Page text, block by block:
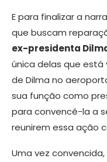
E para finalizar a
que buscam
ex-presidenta
única delas que está
de Dilma no
sua função como
para convencê-la a
reunirem essa ação
Uma vez